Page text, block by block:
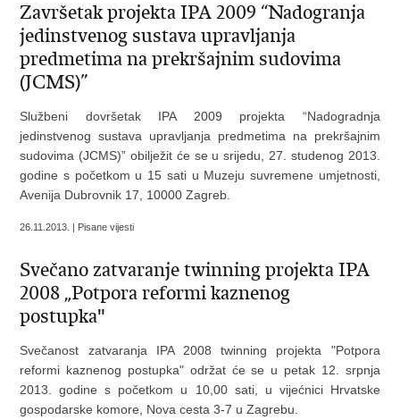
Završetak projekta IPA 2009 “Nadogranja
jedinstvenog sustava upravljanja
predmetima na prekršajnim sudovima
(JCMS)”
Službeni dovršetak IPA 2009 projekta “Nadogradnja
jedinstvenog sustava upravljanja predmetima na prekršajnim
sudovima (JCMS)” obilježit će se u srijedu, 27. studenog 2013.
godine s početkom u 15 sati u Muzeju suvremene umjetnosti,
Avenija Dubrovnik 17, 10000 Zagreb.
26.11.2013. | Pisane vijesti
Svečano zatvaranje twinning projekta IPA
2008 „Potpora reformi kaznenog
postupka"
Svečanost zatvaranja IPA 2008 twinning projekta "Potpora
reformi kaznenog postupka" održat će se u petak 12. srpnja
2013. godine s početkom u 10,00 sati, u vijećnici Hrvatske
gospodarske komore, Nova cesta 3-7 u Zagrebu.